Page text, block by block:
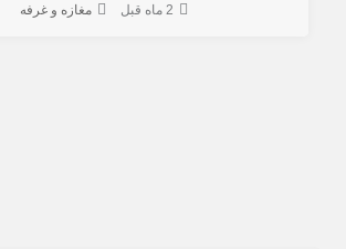
مغازه و غرفه